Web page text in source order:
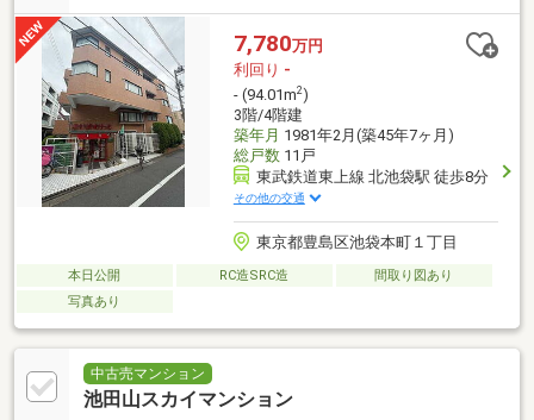
7,780万円
利回り -
- (94.01m2)
3階/4階建
築年月 1981年2月(築45年7ヶ月)
総戸数11戸
東武鉄道東上線 北池袋駅 徒歩8分
その他の交通
東京都豊島区池袋本町１丁目
本日公開 RC造SRC造
間取り図あり
写真あり
中古売マンション
池田山スカイマンション